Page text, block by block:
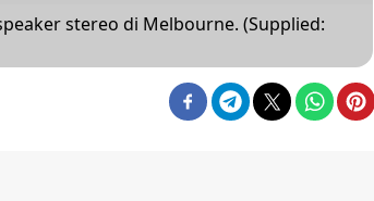
stereo di Melbourne. (Supplied: